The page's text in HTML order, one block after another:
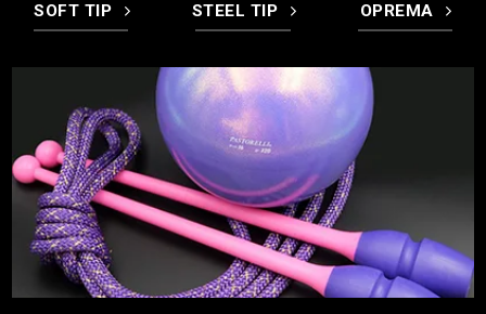
SOFT TIP STEEL TIP OPREMA